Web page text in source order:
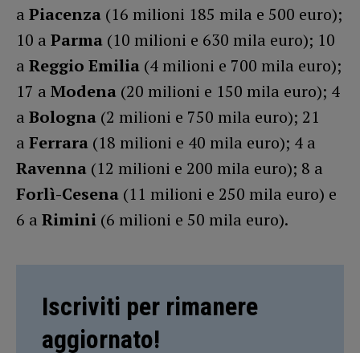
a Piacenza (16 milioni 185 mila e 500 euro);
10 a Parma (10 milioni e 630 mila euro); 10
a Reggio Emilia (4 milioni e 700 mila euro);
17 a Modena (20 milioni e 150 mila euro); 4
a Bologna (2 milioni e 750 mila euro); 21
a Ferrara (18 milioni e 40 mila euro); 4 a
Ravenna (12 milioni e 200 mila euro); 8 a
Forlì-Cesena (11 milioni e 250 mila euro) e
6 a Rimini (6 milioni e 50 mila euro).
Iscriviti per rimanere
aggiornato!